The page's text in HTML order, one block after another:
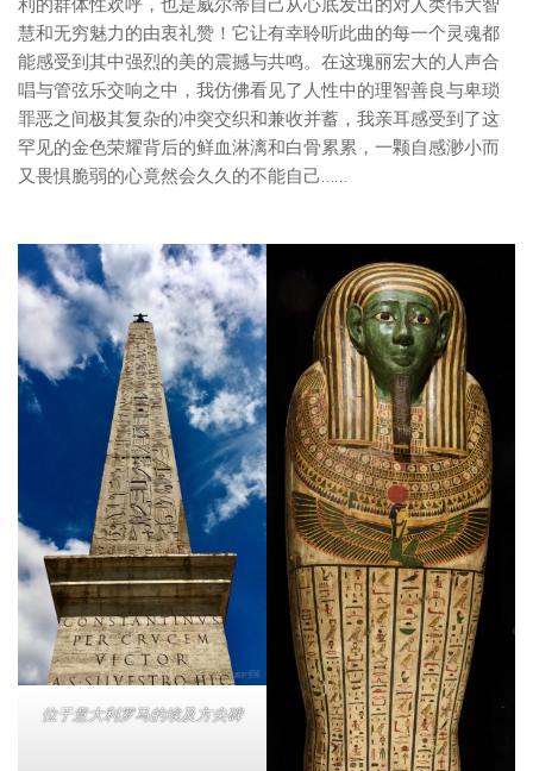
慧和无穷魅力的由衷礼赞！它让有幸聆听此曲的每一个灵魂都
能感受到其中强烈的美的震撼与共鸣。在这瑰丽宏大的人声合
唱与管弦乐交响之中，我仿佛看见了人性中的理智善良与卑琐
罪恶之间极其复杂的冲突交织和兼收并蓄，我亲耳感受到了这
罕见的金色荣耀背后的鲜血淋漓和白骨累累，一颗自感渺小而
又畏惧脆弱的心竟然会久久的不能自己……
位于意大利罗马的埃及方尖碑